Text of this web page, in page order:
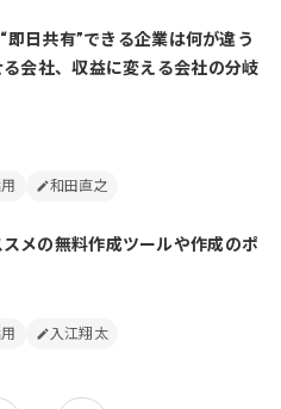
即日共有”できる企業は何が違う
会社、収益に変える会社の分岐
和田直之
メの無料作成ツールや作成のポ
入江翔太